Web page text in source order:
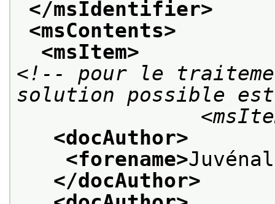
</msIdentifier>
<msContents>
<msItem>
<!-- pour le
solution possible
<docAuthor>
<forename>Juvénal
</docAuthor>